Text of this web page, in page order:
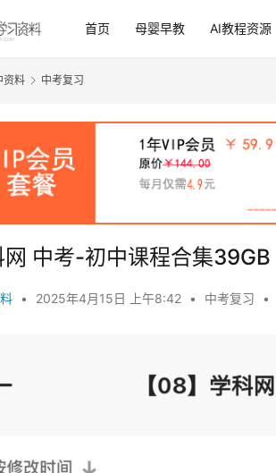
首页 母婴早教 AI教程资源
资料 中考复习
网 中考-初中课程合集39GB
• 2025年4月15日 上午8:42 • 中考复习 •